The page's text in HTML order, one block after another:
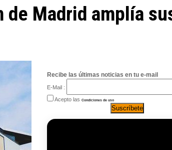
de Madrid amplía
Recibe las últimas noticias en tu e-mail
E-Mail :
Acepto las Condiciones de uso